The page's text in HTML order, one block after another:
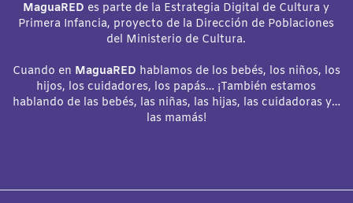
MaguaRED es parte de la Estrategia Digital de Cultura y
Primera Infancia, proyecto de la Dirección de Poblaciones
del Ministerio de Cultura.
Cuando en MaguaRED hablamos de los bebés, los niños, los
hijos, los cuidadores, los papás… ¡También estamos
hablando de las bebés, las niñas, las hijas, las cuidadoras y…
las mamás!